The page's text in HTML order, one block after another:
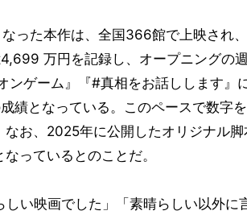
った本作は、全国366館で上映され
万円を記録し、オープニングの
ンゲーム』『#真相をお話しします
績となっている。このペースで数字
なお、2025年に公開したオリジナル
っているとのことだ。
しい映画でした」「素晴らしい以外